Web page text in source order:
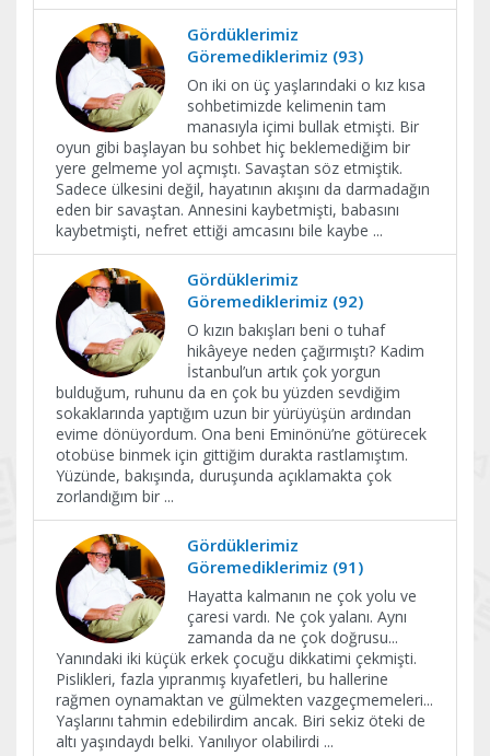
Gördüklerimiz
Göremediklerimiz (93)
On iki on üç yaşlarındaki o kız kısa
sohbetimizde kelimenin tam
manasıyla içimi bullak etmişti. Bir
oyun gibi başlayan bu sohbet hiç beklemediğim bir
yere gelmeme yol açmıştı. Savaştan söz etmiştik.
Sadece ülkesini değil, hayatının akışını da darmadağın
eden bir savaştan. Annesini kaybetmişti, babasını
kaybetmişti, nefret ettiği amcasını bile kaybe ...
Gördüklerimiz
Göremediklerimiz (92)
O kızın bakışları beni o tuhaf
hikâyeye neden çağırmıştı? Kadim
İstanbul’un artık çok yorgun
bulduğum, ruhunu da en çok bu yüzden sevdiğim
sokaklarında yaptığım uzun bir yürüyüşün ardından
evime dönüyordum. Ona beni Eminönü’ne götürecek
otobüse binmek için gittiğim durakta rastlamıştım.
Yüzünde, bakışında, duruşunda açıklamakta çok
zorlandığım bir ...
Gördüklerimiz
Göremediklerimiz (91)
Hayatta kalmanın ne çok yolu ve
çaresi vardı. Ne çok yalanı. Aynı
zamanda da ne çok doğrusu...
Yanındaki iki küçük erkek çocuğu dikkatimi çekmişti.
Pislikleri, fazla yıpranmış kıyafetleri, bu hallerine
rağmen oynamaktan ve gülmekten vazgeçmemeleri...
Yaşlarını tahmin edebilirdim ancak. Biri sekiz öteki de
altı yaşındaydı belki. Yanılıyor olabilirdi ...